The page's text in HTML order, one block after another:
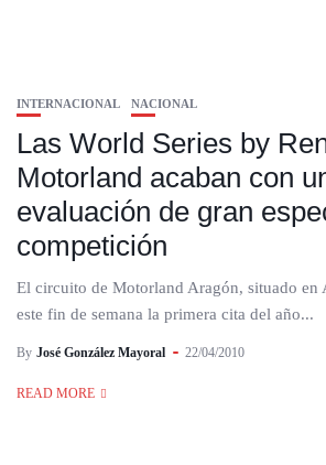
INTERNACIONAL NACIONAL
Las World Series by
Motorland acaban con
evaluación de gran
competición
El circuito de Motorland Aragón, situado en
este fin de semana la primera cita del año...
By José González Mayoral 22/04/2010
READ MORE